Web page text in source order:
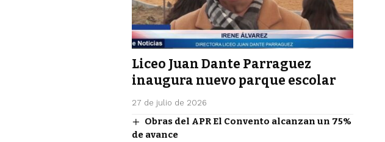
Liceo Juan Dante Parraguez
inaugura nuevo parque escolar
27 de julio de 2026
Obras del APR El Convento alcanzan un 75%
de avance